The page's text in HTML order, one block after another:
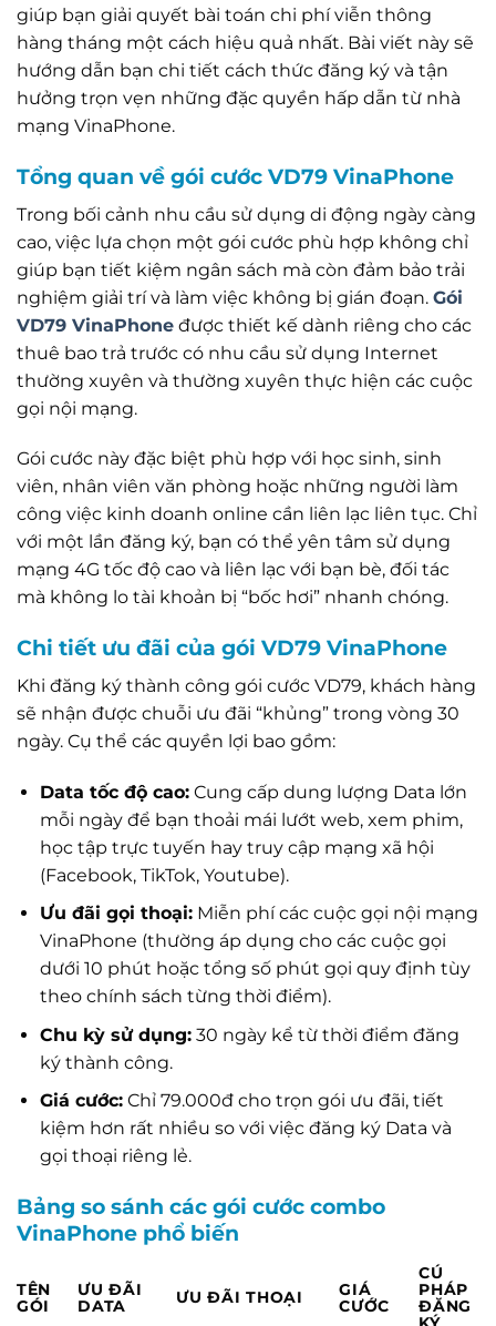
giúp bạn giải quyết bài toán chi phí viễn thông
hàng tháng một cách hiệu quả nhất. Bài viết này sẽ
hướng dẫn bạn chi tiết cách thức đăng ký và tận
hưởng trọn vẹn những đặc quyền hấp dẫn từ nhà
mạng VinaPhone.
Tổng quan về gói cước VD79 VinaPhone
Trong bối cảnh nhu cầu sử dụng di động ngày càng
cao, việc lựa chọn một gói cước phù hợp không chỉ
giúp bạn tiết kiệm ngân sách mà còn đảm bảo trải
nghiệm giải trí và làm việc không bị gián đoạn. Gói
VD79 VinaPhone được thiết kế dành riêng cho các
thuê bao trả trước có nhu cầu sử dụng Internet
thường xuyên và thường xuyên thực hiện các cuộc
gọi nội mạng.
Gói cước này đặc biệt phù hợp với học sinh, sinh
viên, nhân viên văn phòng hoặc những người làm
công việc kinh doanh online cần liên lạc liên tục. Chỉ
với một lần đăng ký, bạn có thể yên tâm sử dụng
mạng 4G tốc độ cao và liên lạc với bạn bè, đối tác
mà không lo tài khoản bị “bốc hơi” nhanh chóng.
Chi tiết ưu đãi của gói VD79 VinaPhone
Khi đăng ký thành công gói cước VD79, khách hàng
sẽ nhận được chuỗi ưu đãi “khủng” trong vòng 30
ngày. Cụ thể các quyền lợi bao gồm:
Data tốc độ cao:Cung cấp dung lượng Data lớn
mỗi ngày để bạn thoải mái lướt web, xem phim,
học tập trực tuyến hay truy cập mạng xã hội
(Facebook, TikTok, Youtube).
Ưu đãi gọi thoại:Miễn phí các cuộc gọi nội mạng
VinaPhone (thường áp dụng cho các cuộc gọi
dưới 10 phút hoặc tổng số phút gọi quy định tùy
theo chính sách từng thời điểm).
Chu kỳ sử dụng:30 ngày kể từ thời điểm đăng
ký thành công.
Giá cước:Chỉ 79.000đ cho trọn gói ưu đãi, tiết
kiệm hơn rất nhiều so với việc đăng ký Data và
gọi thoại riêng lẻ.
Bảng so sánh các gói cước combo
VinaPhone phổ biến
TÊN
GÓI
ƯU ĐÃI
DATA
ƯU ĐÃI THOẠI
GIÁ
CƯỚC
CÚ
PHÁP
ĐĂNG